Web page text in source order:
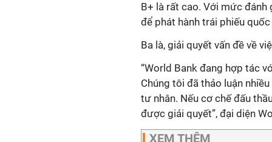
B+ là rất cao. Với mức đánh
để phát hành trái phiếu
Ba là, giải quyết vấn đề về
“World Bank đang hợp tác
Chúng tôi đã thảo luận
tư nhân. Nếu cơ chế đấu
được giải quyết”, đại diện
XEM THÊM